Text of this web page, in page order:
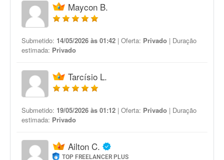
Maycon B.
Submetido: 14/05/2026 às 01:42 | Oferta: Privado | Duração
estimada: Privado
Tarcísio L.
Submetido: 19/05/2026 às 01:12 | Oferta: Privado | Duração
estimada: Privado
Ailton C.
TOP FREELANCER PLUS